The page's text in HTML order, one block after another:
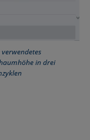
verwendetes
in drei